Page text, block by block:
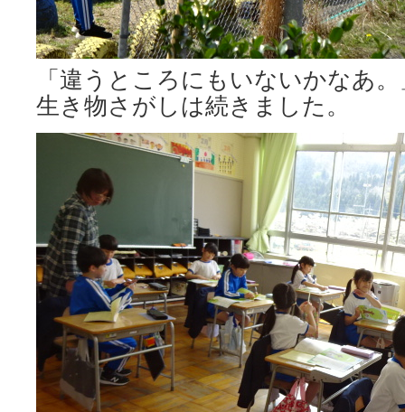
「違うところにもいないかなあ
生き物さがしは続きました。